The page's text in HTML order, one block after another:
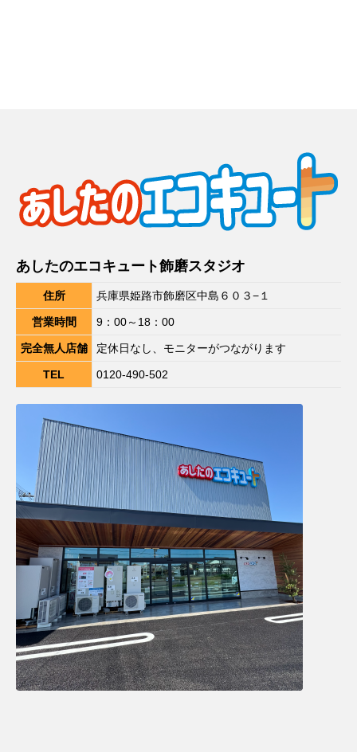
あしたのエコキュート飾磨スタジオ
住所 兵庫県姫路市飾磨区中島６０３−１
営業時間 9：00～18：00
完全無人店舗 定休日なし、モニターがつながります
TEL 0120-490-502